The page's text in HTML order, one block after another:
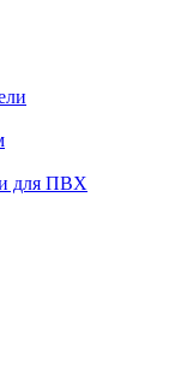
для ПВХ